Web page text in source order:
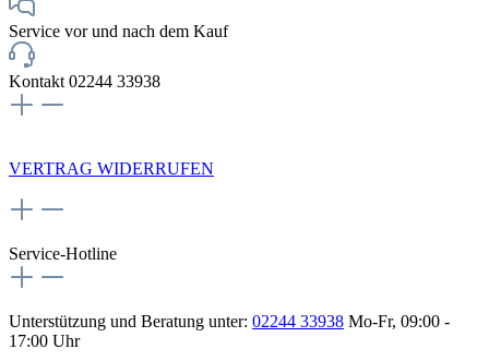
Service vor und nach dem Kauf
Kontakt 02244 33938
VERTRAG WIDERRUFEN
Service-Hotline
Unterstützung und Beratung unter: 02244 33938 Mo-Fr, 09:00 -
17:00 Uhr